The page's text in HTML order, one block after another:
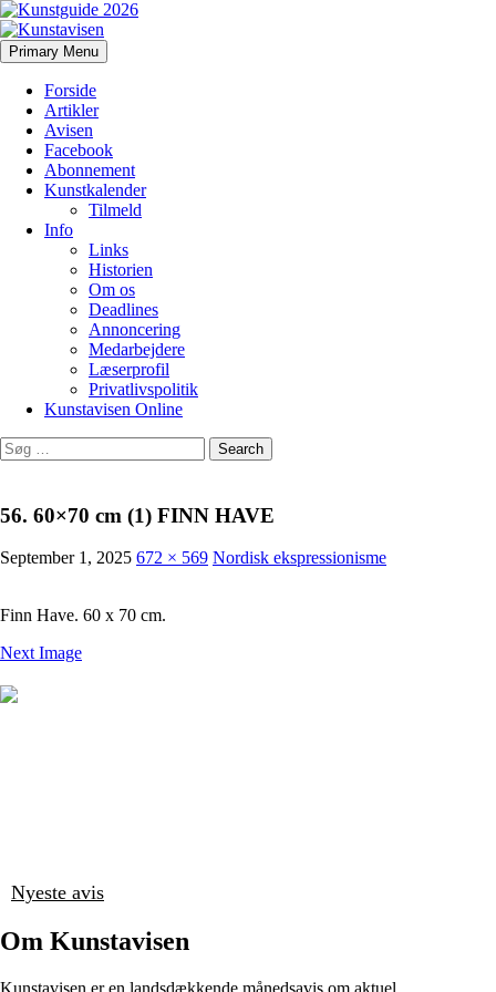
Kunstavisen
Search
Primary Menu Skip
to
Forside
Artikler
Avisen
Facebook
Abonnement
Kunstkalender
Tilmeld
Info
Links
Historien
Om os
Deadlines
Annoncering
Medarbejdere
Læserprofil
Privatlivspolitik
Kunstavisen Online
Search
for:
56. 60×70 cm (1) FINN HAVE
September 1, 2025 672 × 569 Nordisk ekspressionisme
Finn Have. 60 x 70 cm.
Next Image
Nyeste avis
Om Kunstavisen